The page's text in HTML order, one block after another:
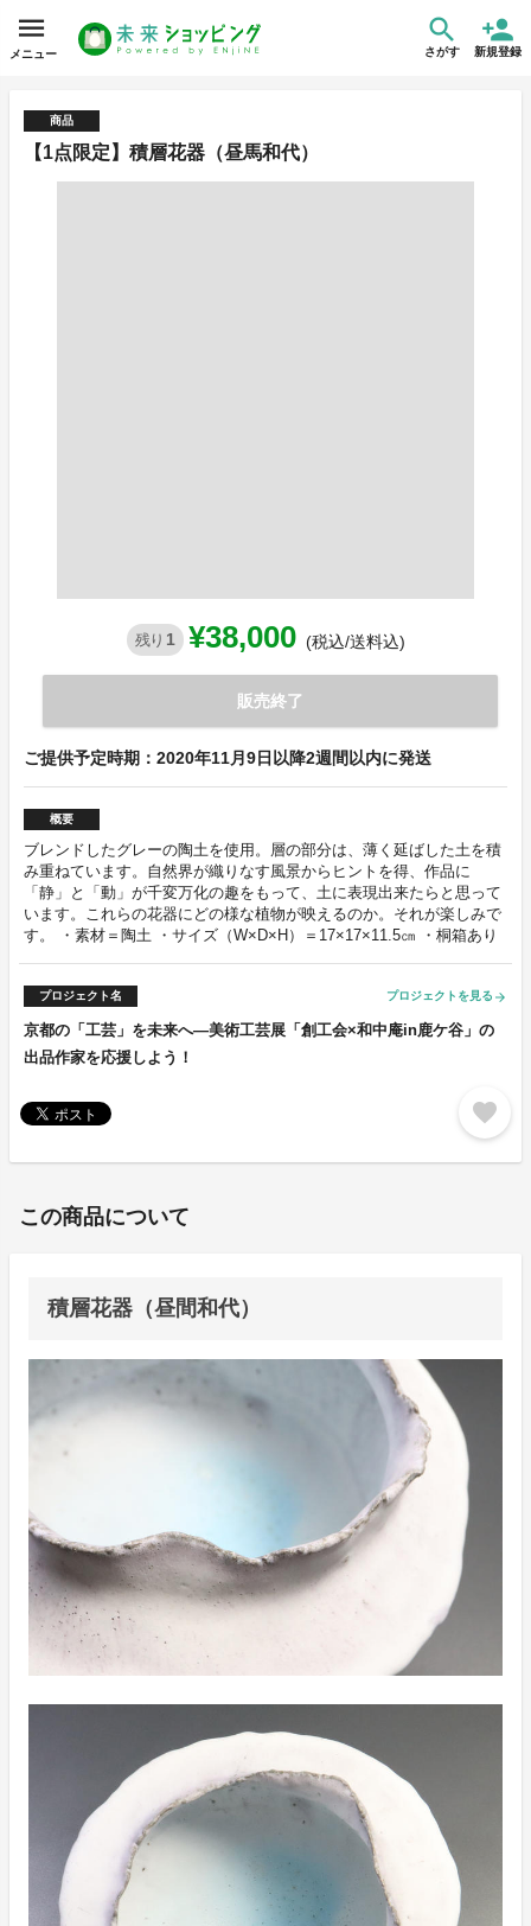
メニュー さがす 新規登録
商品
【1点限定】積層花器（昼馬和代）
残り 1 ¥38,000 (税込/送料込)
販売終了
ご提供予定時期：2020年11月9日以降2週間以内に発送
概要
ブレンドしたグレーの陶土を使用。層の部分は、薄く延ばした土を積
み重ねています。自然界が織りなす風景からヒントを得、作品に
「静」と「動」が千変万化の趣をもって、土に表現出来たらと思って
います。これらの花器にどの様な植物が映えるのか。それが楽しみで
す。 ・素材＝陶土 ・サイズ（W×D×H）＝17×17×11.5㎝ ・桐箱あり
プロジェクト名 プロジェクトを見る arrow_forward
京都の「工芸」を未来へ―美術工芸展「創工会×和中庵in鹿ケ谷」の
出品作家を応援しよう！
favorite
この商品について
積層花器（昼間和代）